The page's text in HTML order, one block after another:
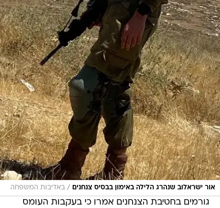
אור ישראלוב שנהרג הלילה באימון בבסיס צנחנים / באדיבות המשפחה
גורמים בחטיבת הצנחנים אמרו כי בעקבות העומס